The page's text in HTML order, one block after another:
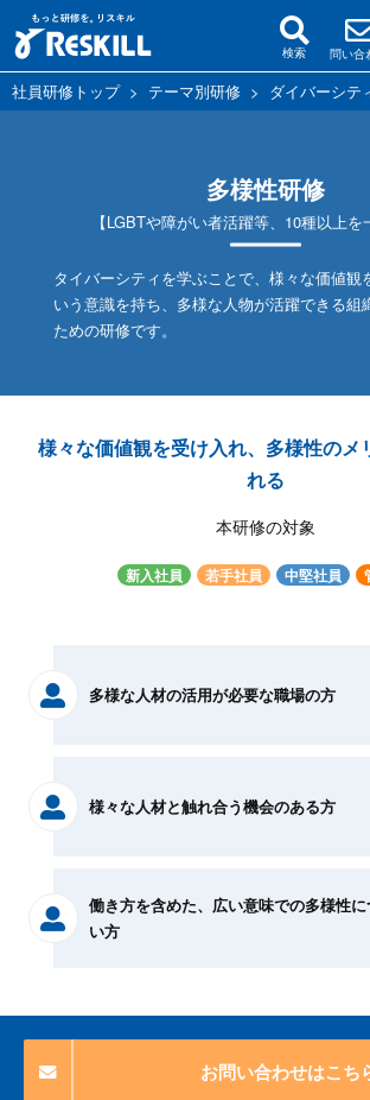
検索 問い合
社員研修トップ> テーマ別研修 > ダイバーシテ
多様性研修
【LGBTや障がい者活躍等、10種以上を
タイバーシティを学ぶことで、様々な価値観
いう意識を持ち、多様な人物が活躍できる組
ための研修です。
様々な価値観を受け入れ、多様性のメ
れる
本研修の対象
新入社員 若手社員 中堅社員
多様な人材の活用が必要な職場の方
様々な人材と触れ合う機会のある方
働き方を含めた、広い意味での多様性
い方
お問い合わせはこち